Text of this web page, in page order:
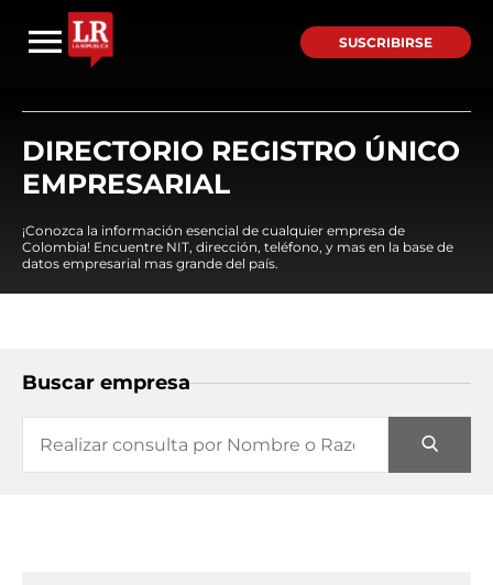
SUSCRIBIRSE
DIRECTORIO REGISTRO ÚNICO
EMPRESARIAL
¡Conozca la información esencial de cualquier empresa de
Colombia! Encuentre NIT, dirección, teléfono, y mas en la base de
datos empresarial mas grande del país.
Buscar empresa